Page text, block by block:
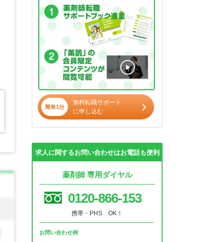
簡単1分
無料転職サポート
に申し込む
求人に関するお問い合わせはお電話も便利
薬剤師 専用ダイヤル
0120-866-153
携帯・PHS OK！
お問い合わせ例